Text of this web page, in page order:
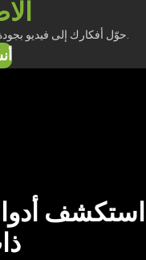
حوّل أفكارك إلى فيديو بجودة سينما مع صوت متزامن — في دقائق لا أيام.
استكشف